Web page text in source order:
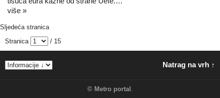
više »
Sljedeća stranica
Stranica
/ 15
Natrag na vrh ↑
© Metro portal .